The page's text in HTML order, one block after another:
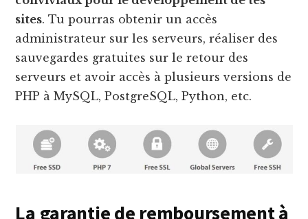
sites. Tu pourras obtenir un accès
administrateur sur les serveurs, réaliser des
sauvegardes gratuites sur le retour des
serveurs et avoir accès à plusieurs versions de
PHP à MySQL, PostgreSQL, Python, etc.
La garantie de remboursement à